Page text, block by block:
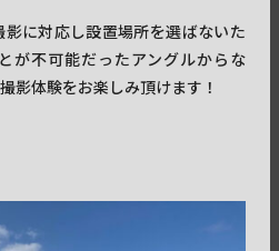
に対応し設置場所を選ばないた
が不可能だったアングルからな
影体験をお楽しみ頂けます！